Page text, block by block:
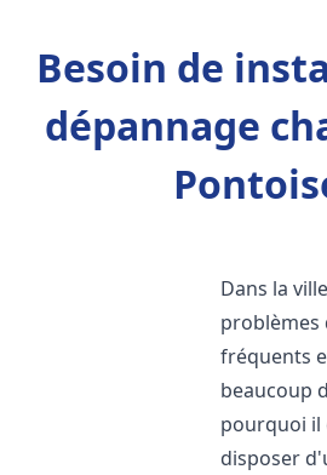
Besoin de
dépannage
Dans la
problèmes
fréquents
beaucoup
pourquoi il
disposer